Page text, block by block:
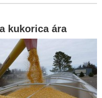
kukorica ára